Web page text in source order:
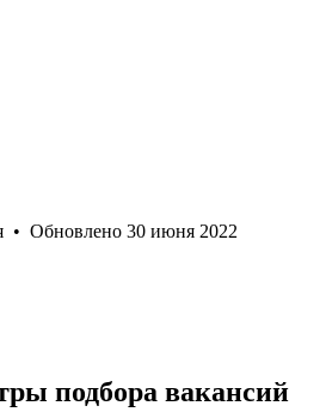
• Обновлено 30 июня 2022
подбора вакансий